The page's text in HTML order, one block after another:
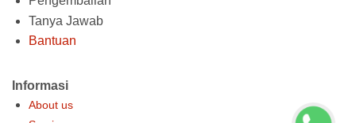
Tanya Jawab
Bantuan
Informasi
About us